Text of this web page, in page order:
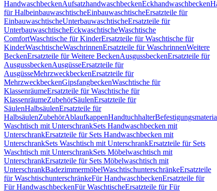
HandwaschbeckenAufsatzhandwaschbeckenEckhandwaschbecken
für HalbeinbauwaschtischeEinbauwaschtischeErsatzteile für
EinbauwaschtischeUnterbauwaschtischeErsatzteile für
UnterbauwaschtischeEckwaschtischeWaschtische
ComfortWaschtische für KinderErsatzteile für Waschtische für
KinderWaschtischeWaschrinnenErsatzteile für WaschrinnenWeitere
BeckenErsatzteile für Weitere BeckenAusgussbeckenErsatzteile für
AusgussbeckenAusgüsseErsatzteile für
AusgüsseMehrzweckbeckenErsatzteile für
MehrzweckbeckenGipsfangbeckenWaschtische für
KlassenräumeErsatzteile für Waschtische für
KlassenräumeZubehörSäulenErsatzteile für
SäulenHalbsäulenErsatzteile für
HalbsäulenZubehörAblaufkappenHandtuchhalter
Waschtisch mit UnterschrankSets Handwaschbecken mit
UnterschrankErsatzteile für Sets Handwaschbecken mit
UnterschrankSets Waschtisch mit UnterschrankErsatzteile für Sets
Waschtisch mit UnterschrankSets Möbelwaschtisch mit
UnterschrankErsatzteile für Sets Möbelwaschtisch mit
UnterschrankBadezimmermöbelWaschtischunterschränkeErsatzteile
für WaschtischunterschränkeFür HandwaschbeckenErsatzteile für
Für HandwaschbeckenFür WaschtischeErsatzteile für Für